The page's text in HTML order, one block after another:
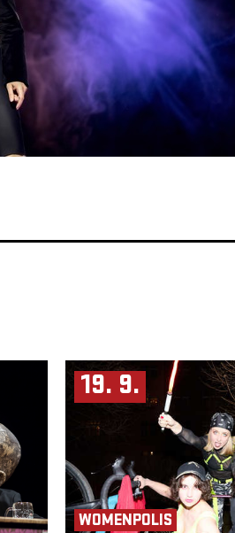
19. 9.
WOMENPOLIS